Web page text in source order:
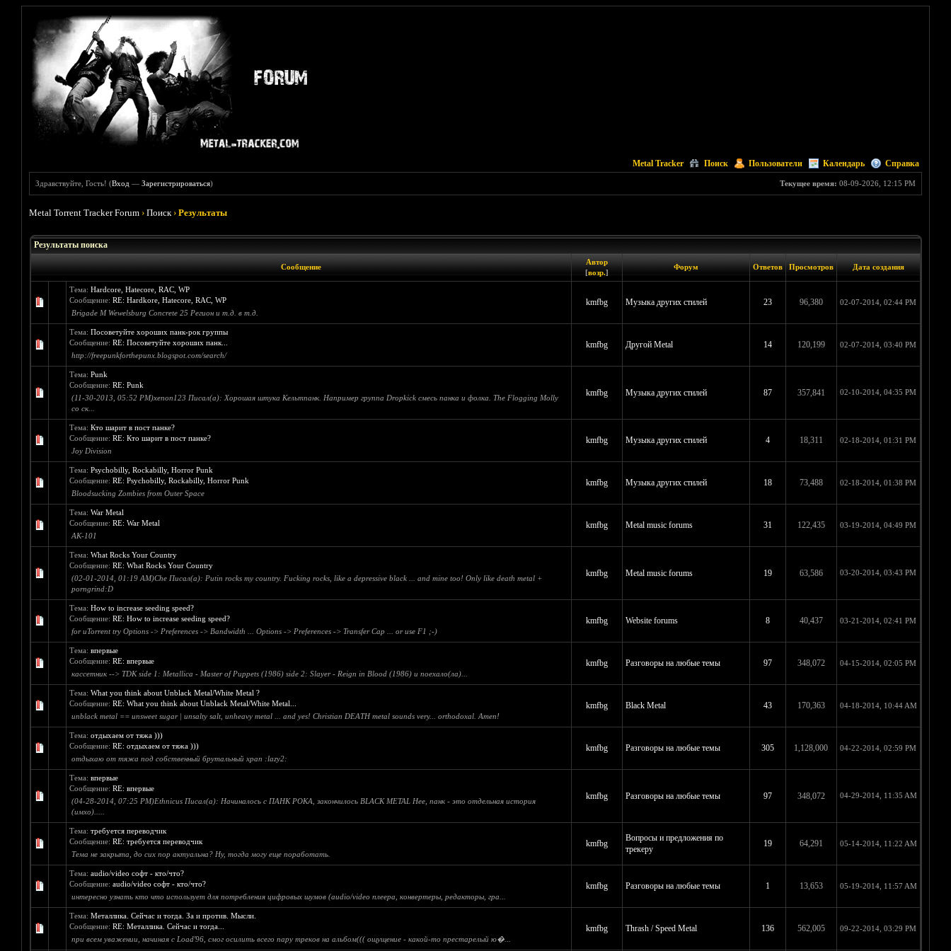
Metal Tracker Поиск Пользователи Календарь Справка
Текущее время: 08-09-2026, 12:15 PM
Здравствуйте, Гость! (Вход —Зарегистрироваться)
Metal Torrent Tracker Forum ›Поиск ›Результаты
Результаты поиска
Сообщение
Автор
[возр.]
Форум Ответов Просмотров Дата создания
Тема: Hardcore, Hatecore, RAC, WP
Сообщение: RE: Hardkore, Hatecore, RAC, WP
Brigade M Wewelsburg Concrete 25 Регион и т.д. в т.д.
kmfbg Музыка других стилей 23 96,380 02-07-2014, 02:44 PM
Тема: Посоветуйте хороших панк-рок группы
Сообщение: RE: Посоветуйте хороших панк...
http://freepunkforthepunx.blogspot.com/search/
kmfbg Другой Metal 14 120,199 02-07-2014, 03:40 PM
Тема: Punk
Сообщение: RE: Punk
(11-30-2013, 05:52 PM)xenon123 Писал(а): Хорошая штука Кельтпанк. Например группа Dropkick смесь панка и фолка. The Flogging Molly
со ск...
kmfbg Музыка других стилей 87 357,841 02-10-2014, 04:35 PM
Тема: Кто шарит в пост панке?
Сообщение: RE: Кто шарит в пост панке?
Joy Division
kmfbg Музыка других стилей 4 18,311 02-18-2014, 01:31 PM
Тема: Psychobilly, Rockabilly, Horror Punk
Сообщение: RE: Psychobilly, Rockabilly, Horror Punk
Bloodsucking Zombies from Outer Space
kmfbg Музыка других стилей 18 73,488 02-18-2014, 01:38 PM
Тема: War Metal
Сообщение: RE: War Metal
AK-101
kmfbg Metal music forums 31 122,435 03-19-2014, 04:49 PM
Тема: What Rocks Your Country
Сообщение: RE: What Rocks Your Country
(02-01-2014, 01:19 AM)Che Писал(а): Putin rocks my country. Fucking rocks, like a depressive black ... and mine too! Only like death metal +
porngrind:D
kmfbg Metal music forums 19 63,586 03-20-2014, 03:43 PM
Тема: How to increase seeding speed?
Сообщение: RE: How to increase seeding speed?
for uTorrent try Options -> Preferences -> Bandwidth ... Options -> Preferences -> Transfer Cap ... or use F1 ;-)
kmfbg Website forums 8 40,437 03-21-2014, 02:41 PM
Тема: впервые
Сообщение: RE: впервые
кассетник --> TDK side 1: Metallica - Master of Puppets (1986) side 2: Slayer - Reign in Blood (1986) и поехало(ла)...
kmfbg Разговоры на любые темы 97 348,072 04-15-2014, 02:05 PM
Тема: What you think about Unblack Metal/White Metal ?
Сообщение: RE: What you think about Unblack Metal/White Metal...
unblack metal == unsweet sugar | unsalty salt, unheavy metal ... and yes! Christian DEATH metal sounds very... orthodoxal. Amen!
kmfbg Black Metal 43 170,363 04-18-2014, 10:44 AM
Тема: отдыхаем от тяжа )))
Сообщение: RE: отдыхаем от тяжа )))
отдыхаю от тяжа под собственный брутальный храп :lazy2:
kmfbg Разговоры на любые темы 305 1,128,000 04-22-2014, 02:59 PM
Тема: впервые
Сообщение: RE: впервые
(04-28-2014, 07:25 PM)Ethnicus Писал(а): Начиналось с ПАНК РОКА, закончилось BLACK METAL Нее, панк - это отдельная история
(имхо).....
kmfbg Разговоры на любые темы 97 348,072 04-29-2014, 11:35 AM
Тема: требуется переводчик
Сообщение: RE: требуется переводчик
Тема не закрыта, до сих пор актуальна? Ну, тогда могу еще поработать.
kmfbg
Вопросы и предложения по
трекеру
19 64,291 05-14-2014, 11:22 AM
Тема: audio/video софт - кто/что?
Сообщение: audio/video софт - кто/что?
интересно узнать кто что использует для потребления цифровых шумов (audio/video плеера, конвертеры, редакторы, гра...
kmfbg Разговоры на любые темы 1 13,653 05-19-2014, 11:57 AM
Тема: Металлика. Сейчас и тогда. За и против. Мысли.
Сообщение: RE: Металлика. Сейчас и тогда...
при всем уважении, начиная с Load'96, смог осилить всего пару треков на альбом((( ощущение - какой-то престарелый ю�...
kmfbg Thrash / Speed Metal 136 562,005 09-22-2014, 03:29 PM